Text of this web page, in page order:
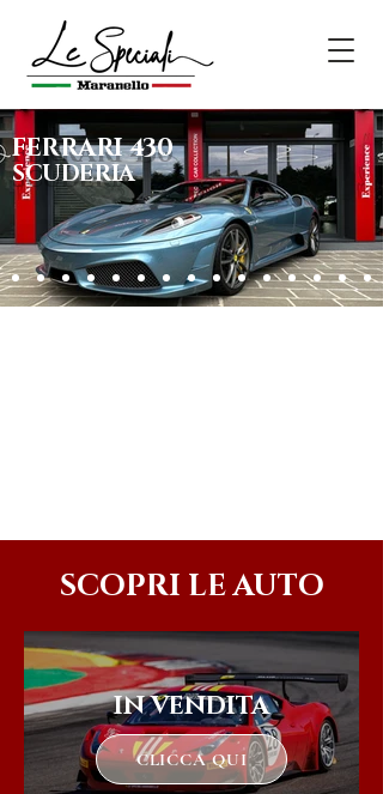
FERRARI 430
SCUDERIA
SCOPRI LE AUTO
CLICCA QUI
IN VENDITA